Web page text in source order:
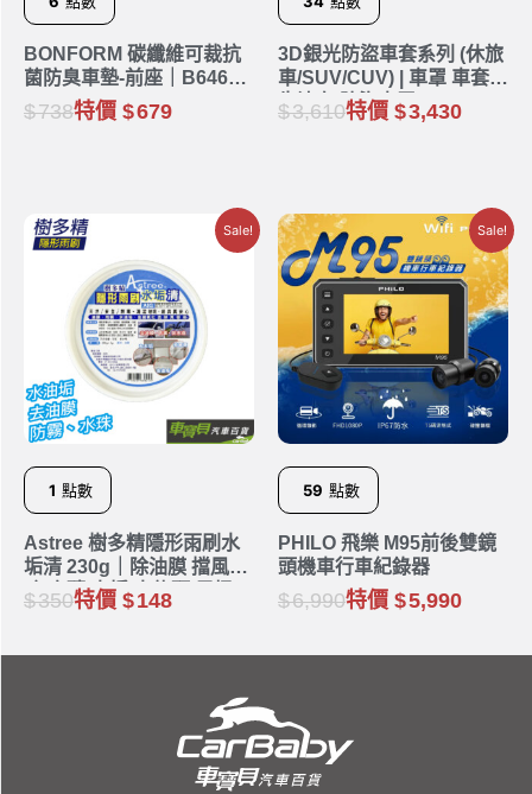
BONFORM 碳纖維可裁抗
菌防臭車墊-前座｜B6461-
01BK
738特價 679
3D銀光防盜車套系列 (休旅
車/SUV/CUV) | 車罩 車套
牛津布 防盜車罩
3,610特價 3,430
Sale!
1 點數
Astree 樹多精隱形雨刷水
垢清 230g｜除油膜 擋風玻
璃 瓷磚 水垢 水龍頭 馬桶
汙垢
350特價 148
Sale!
59 點數
PHILO 飛樂 M95前後雙鏡
頭機車行車紀錄器
6,990特價 5,990